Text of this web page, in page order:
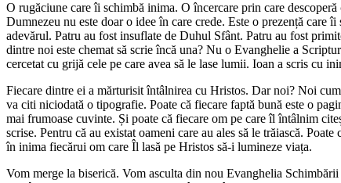
O rugăciune care îi schimbă inima. O încercare prin care
Dumnezeu nu este doar o idee în care crede. Este o prezență care
adevărul. Patru au fost insuflate de Duhul Sfânt. Patru au fost
dintre noi este chemat să scrie încă una? Nu o Evanghelie a
cercetat cu grijă cele pe care avea să le lase lumii. Ioan a scris cu
Fiecare dintre ei a mărturisit întâlnirea cu Hristos. Dar noi? Noi
va citi niciodată o tipografie. Poate că fiecare faptă bună este o
mai frumoase cuvinte. Și poate că fiecare om pe care îl întâlnim
scrise. Pentru că au existat oameni care au ales să le trăiască.
în inima fiecărui om care Îl lasă pe Hristos să-i lumineze viața.
Vom merge la biserică. Vom asculta din nou Evanghelia